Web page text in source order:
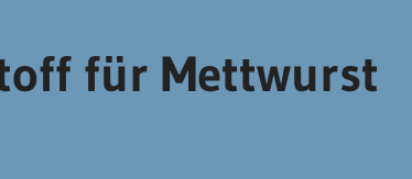
für Mettwurst